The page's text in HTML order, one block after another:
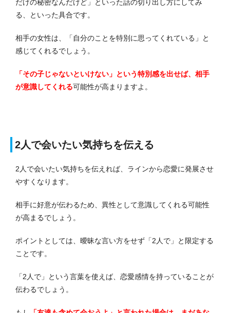
だけの秘密なんだけど」といった話の切り出し方にしてみ
る、といった具合です。
相手の女性は、「自分のことを特別に思ってくれている」と
感じてくれるでしょう。
「その子じゃないといけない」という特別感を出せば、相手
が意識してくれる可能性が高まりますよ。
2人で会いたい気持ちを伝える
2人で会いたい気持ちを伝えれば、ラインから恋愛に発展させ
やすくなります。
相手に好意が伝わるため、異性として意識してくれる可能性
が高まるでしょう。
ポイントとしては、曖昧な言い方をせず「2人で」と限定する
ことです。
「2人で」という言葉を使えば、恋愛感情を持っていることが
伝わるでしょう。